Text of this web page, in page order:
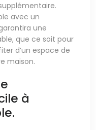
avec un
une
que ce soit pour
d’un espace de
maison.
à